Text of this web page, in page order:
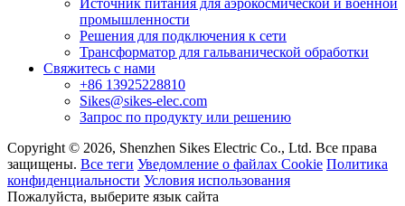
Источник питания для аэрокосмической и военной
промышленности
Решения для подключения к сети
Трансформатор для гальванической обработки
Свяжитесь с нами
+86 13925228810
Sikes@sikes-elec.com
Запрос по продукту или решению
Copyright © 2026, Shenzhen Sikes Electric Co., Ltd. Все права
защищены. Все теги Уведомление о файлах Cookie Политика
конфиденциальности Условия использования
Пожалуйста, выберите язык сайта